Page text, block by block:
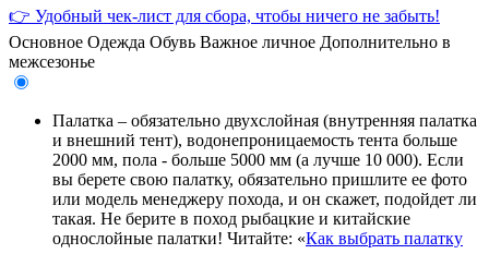
👉 Удобный чек-лист для сбора, чтобы ничего не забыть!
Основное Одежда Обувь Важное личное Дополнительно в
межсезонье
Палатка – обязательно двухслойная (внутренняя палатка
и внешний тент), водонепроницаемость тента больше
2000 мм, пола - больше 5000 мм (а лучше 10 000). Если
вы берете свою палатку, обязательно пришлите ее фото
или модель менеджеру похода, и он скажет, подойдет ли
такая. Не берите в поход рыбацкие и китайские
однослойные палатки! Читайте: «Как выбрать палатку